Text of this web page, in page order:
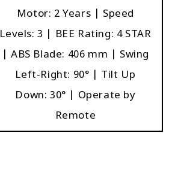
Motor: 2 Years | Speed
Levels: 3 | BEE Rating: 4 STAR
| ABS Blade: 406 mm | Swing
Left-Right: 90° | Tilt Up
Down: 30° | Operate by
Remote